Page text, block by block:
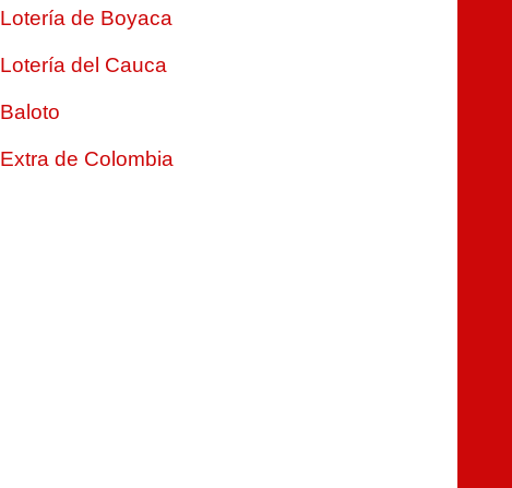
Lotería de Boyaca
Lotería del Cauca
Baloto
Extra de Colombia